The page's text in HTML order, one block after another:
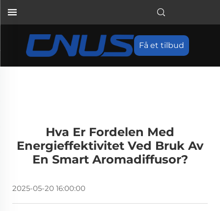
Få et tilbud
Hva Er Fordelen Med
Energieffektivitet Ved Bruk Av
En Smart Aromadiffusor?
2025-05-20 16:00:00